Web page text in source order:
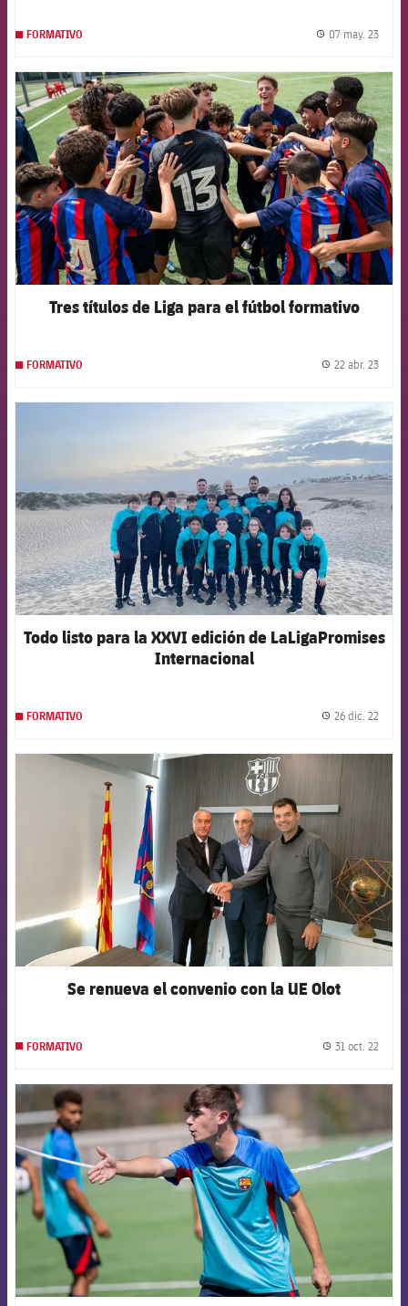
FORMATIVO 07 may. 23
FCB Barcelona badge
Tres títulos de Liga para el fútbol formativo
FORMATIVO 22 abr. 23
Todo listo para la XXVI edición de LaLigaPromises
Internacional
FORMATIVO 26 dic. 22
FCB Barcelona badge
Se renueva el convenio con la UE Olot
FORMATIVO 31 oct. 22
FCB Barcelona badge